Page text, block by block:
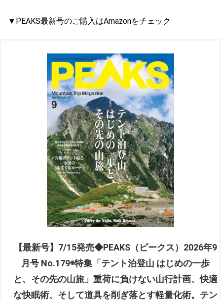
▼PEAKS最新号のご購入はAmazonをチェック
【最新号】7/15発売◆PEAKS（ピークス）2026年9
月号 No.179◉特集「テント泊登山 はじめの一歩
と、その先の山旅」重荷に負けない山行計画、快適
な快眠術、そして道具を削ぎ落とす軽量化術。テン